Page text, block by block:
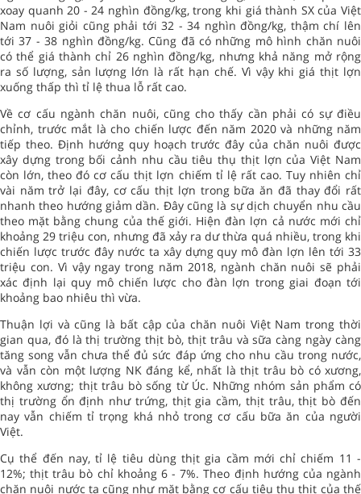
xoay quanh 20 - 24 nghìn đồng/kg, trong khi giá thành SX của Việt
Nam nuôi giỏi cũng phải tới 32 - 34 nghìn đồng/kg, thậm chí lên
tới 37 - 38 nghìn đồng/kg. Cũng đã có những mô hình chăn nuôi
có thể giá thành chỉ 26 nghìn đồng/kg, nhưng khả năng mở rộng
ra số lượng, sản lượng lớn là rất hạn chế. Vì vậy khi giá thịt lợn
xuống thấp thì tỉ lệ thua lỗ rất cao.
Về cơ cấu ngành chăn nuôi, cũng cho thấy cần phải có sự điều
chỉnh, trước mắt là cho chiến lược đến năm 2020 và những năm
tiếp theo. Định hướng quy hoạch trước đây của chăn nuôi được
xây dựng trong bối cảnh nhu cầu tiêu thụ thịt lợn của Việt Nam
còn lớn, theo đó cơ cấu thịt lợn chiếm tỉ lệ rất cao. Tuy nhiên chỉ
vài năm trở lại đây, cơ cấu thịt lợn trong bữa ăn đã thay đổi rất
nhanh theo hướng giảm dần. Đây cũng là sự dịch chuyển nhu cầu
theo mặt bằng chung của thế giới. Hiện đàn lợn cả nước mới chỉ
khoảng 29 triệu con, nhưng đã xảy ra dư thừa quá nhiều, trong khi
chiến lược trước đây nước ta xây dựng quy mô đàn lợn lên tới 33
triệu con. Vì vậy ngay trong năm 2018, ngành chăn nuôi sẽ phải
xác định lại quy mô chiến lược cho đàn lợn trong giai đoạn tới
khoảng bao nhiêu thì vừa.
Thuận lợi và cũng là bất cập của chăn nuôi Việt Nam trong thời
gian qua, đó là thị trường thịt bò, thịt trâu và sữa càng ngày càng
tăng song vẫn chưa thể đủ sức đáp ứng cho nhu cầu trong nước,
và vẫn còn một lượng NK đáng kể, nhất là thịt trâu bò có xương,
không xương; thịt trâu bò sống từ Úc. Những nhóm sản phẩm có
thị trường ổn định như trứng, thịt gia cầm, thịt trâu, thịt bò đến
nay vẫn chiếm tỉ trọng khá nhỏ trong cơ cấu bữa ăn của người
Việt.
Cụ thể đến nay, tỉ lệ tiêu dùng thịt gia cầm mới chỉ chiếm 11 -
12%; thịt trâu bò chỉ khoảng 6 - 7%. Theo định hướng của ngành
chăn nuôi nước ta cũng như mặt bằng cơ cấu tiêu thụ thịt của thế